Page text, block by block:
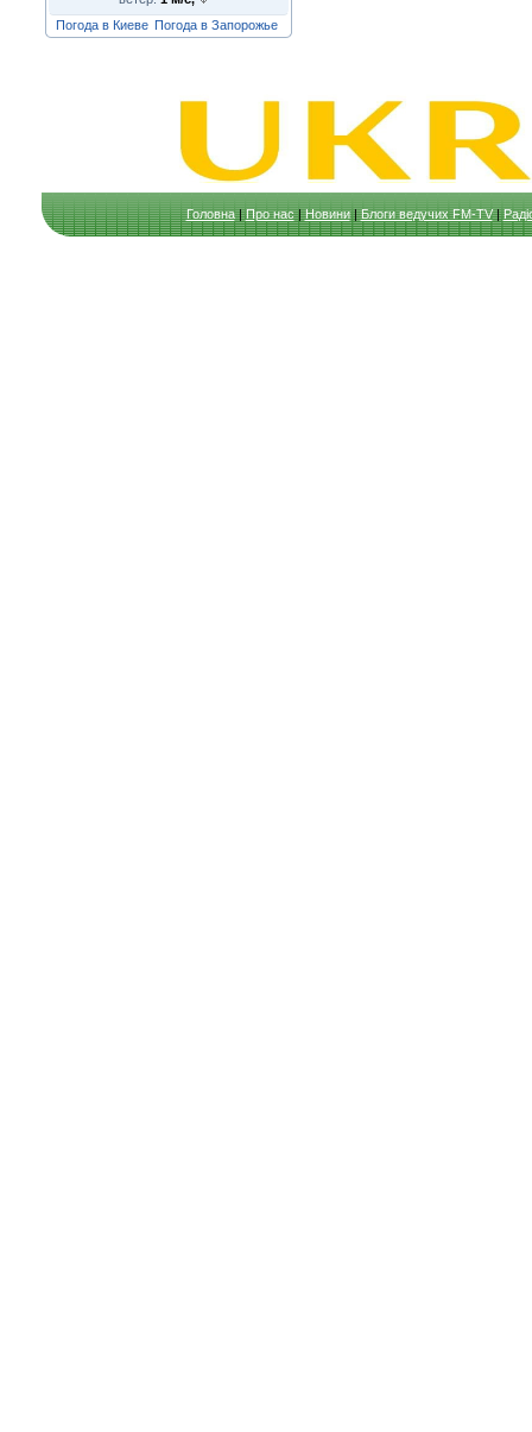
Погода в Киеве Погода в Запорожье
Головна|Про нас|Новини|Блоги ведучих FM-TV|